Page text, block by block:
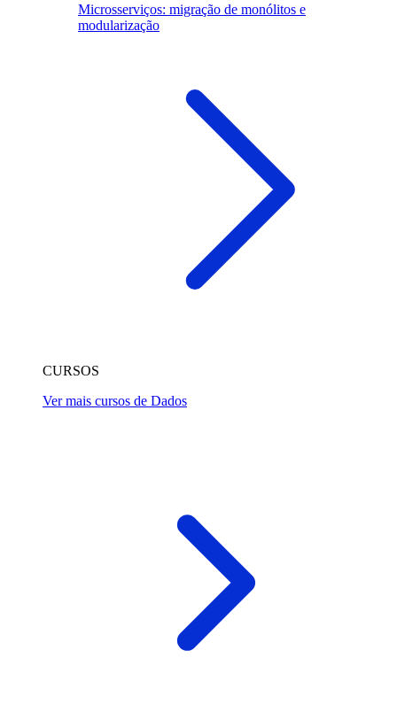
Microsserviços: migração de monólitos e
modularização
CURSOS
Ver mais cursos de Dados